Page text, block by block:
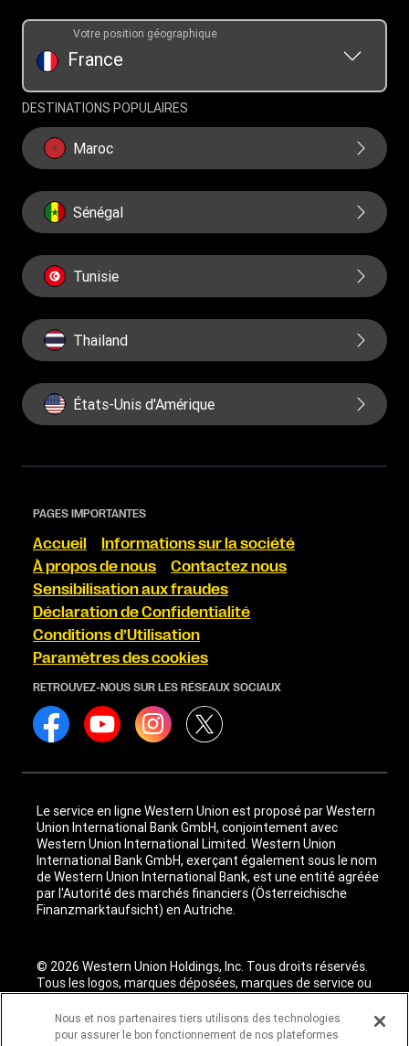
France
Votre position géographique
DESTINATIONS POPULAIRES
Maroc
Sénégal
Tunisie
Thailand
États-Unis d'Amérique
PAGES IMPORTANTES
Accueil
Informations sur la société
À propos de nous
Contactez nous
Sensibilisation aux fraudes
Déclaration de Confidentialité
Conditions d’Utilisation
Paramètres des cookies
RETROUVEZ-NOUS SUR LES RÉSEAUX SOCIAUX
Le service en ligne Western Union est proposé par Western
Union International Bank GmbH, conjointement avec
Western Union International Limited. Western Union
International Bank GmbH, exerçant également sous le nom
de Western Union International Bank, est une entité agréée
par l'Autorité des marchés financiers (Österreichische
Finanzmarktaufsicht) en Autriche.
© 2026 Western Union Holdings, Inc. Tous droits réservés.
Tous les logos, marques déposées, marques de service ou
dénominations commerciales mentionnés ici sont la
propriété de leurs titulaires respectifs.
Nous et nos partenaires tiers utilisons des technologies
pour assurer le bon fonctionnement de nos plateformes